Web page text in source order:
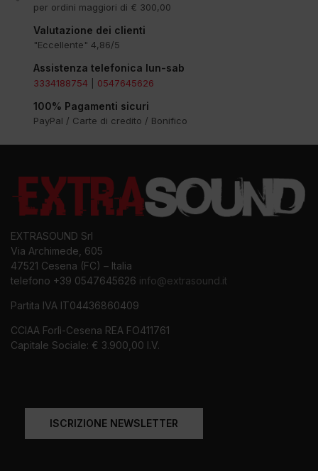
per ordini maggiori di € 300,00
Valutazione dei clienti
"Eccellente" 4,86/5
Assistenza telefonica lun-sab
3334188754 0547645626
100% Pagamenti sicuri
PayPal / Carte di credito / Bonifico
EXTRASOUND Srl
Via Archimede, 605
47521 Cesena (FC) – Italia
telefono +39 0547645626 info@extrasound.it
Partita IVA IT04436860409
CCIAA Forlì-Cesena REA FO411761
Capitale Sociale: € 3.900,00 I.V.
ISCRIZIONE NEWSLETTER